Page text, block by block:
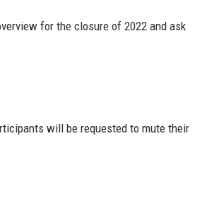
for the closure of 2022 and ask
will be requested to mute their